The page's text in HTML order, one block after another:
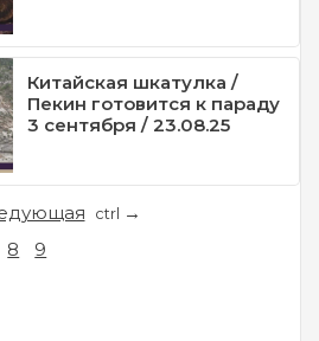
Китайская шкатулка /
Пекин готовится к параду
3 сентября / 23.08.25
ctrl →
8 9